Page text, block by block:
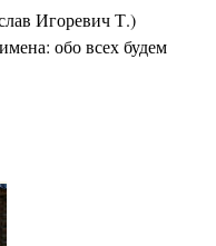
Игоревич Т.)
обо всех будем